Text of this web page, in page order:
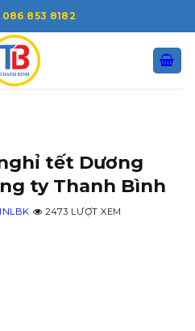
086 853 8182
tết Dương
ty Thanh Bình
2473 LƯỢT XEM